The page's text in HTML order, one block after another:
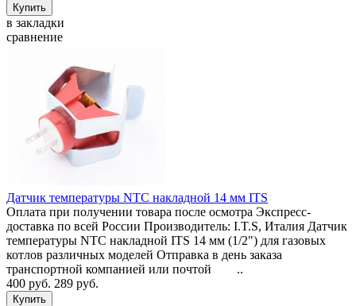
в закладки
сравнение
Датчик температуры NTC накладной 14 мм ITS
Оплата при получении товара после осмотра Экспресс-
доставка по всей России Производитель: I.T.S, Италия Датчик
температуры NTC накладной ITS 14 мм (1/2") для газовых
котлов различных моделей Отправка в день заказа
транспортной компанией или почтой ..
400 руб. 289 руб.